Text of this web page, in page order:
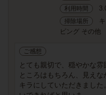
利用時間
掃除場所
ビング その他
ご感想
とても親切で、穏やかな
ところはもちろん、見え
キラにしていただきまし